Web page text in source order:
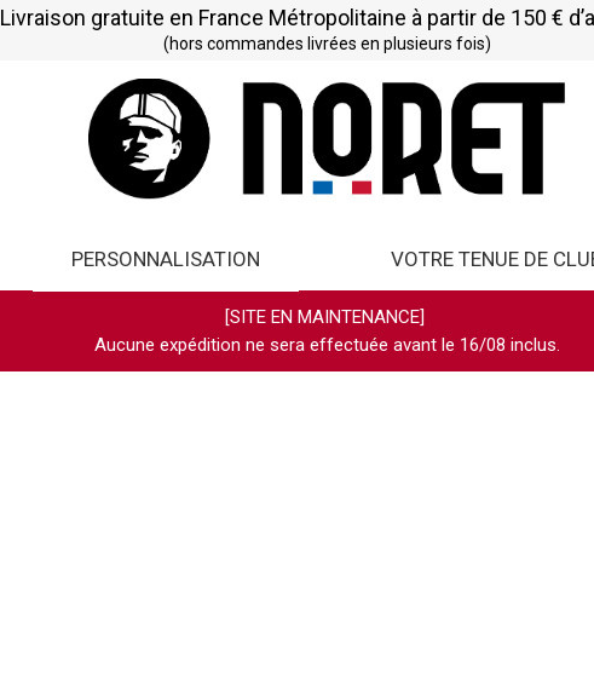
Livraison gratuite en France Métropolitaine à partir de 150 €
(hors commandes livrées en plusieurs fois)
PERSONNALISATION VOTRE TENUE DE
[SITE EN MAINTENANCE]
Aucune expédition ne sera effectuée avant le 16/08 inclus.